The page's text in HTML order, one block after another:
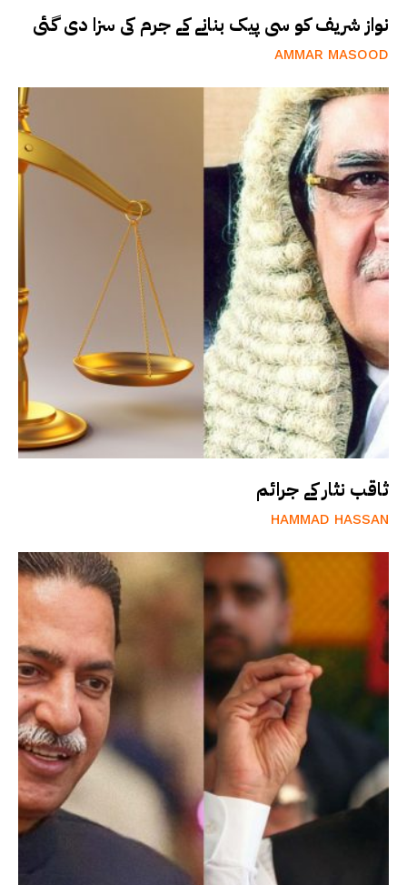
نواز شریف کو سی پیک بنانے کے جرم کی سزا دی گئی
AMMAR MASOOD
ثاقب نثار کے جرائم
HAMMAD HASSAN